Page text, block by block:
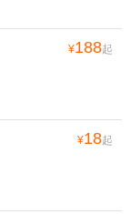
¥188起
¥18起